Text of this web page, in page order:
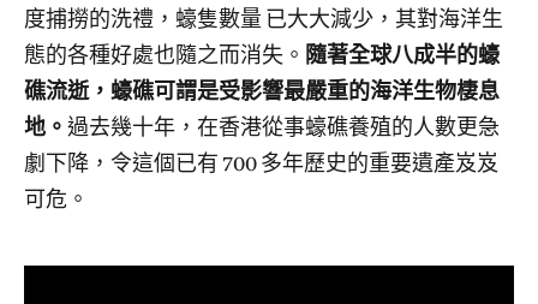
度捕撈的洗禮，蠔隻數量 已大大減少，其對海洋生
態的各種好處也隨之而消失。 隨著全球八成半的蠔
礁流逝，蠔礁可謂是受影響最嚴重的海洋生物棲息
地。 過去幾十年，在香港從事蠔礁養殖的人數更急
劇下降，令這個已有 700 多年歷史的重要遺產岌岌
可危。